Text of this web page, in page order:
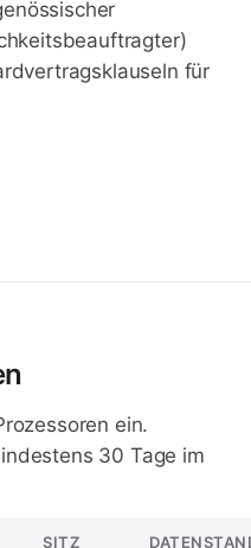
für
ein.
30 Tage im
SITZ